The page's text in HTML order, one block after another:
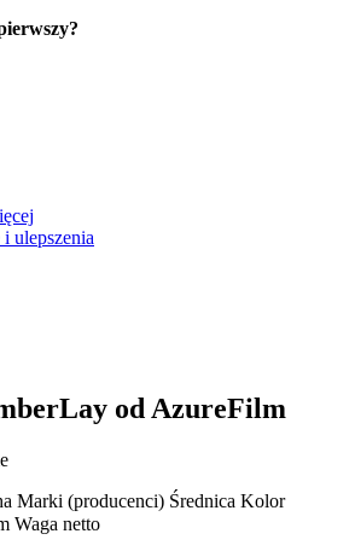
ulepszenia
od AzureFilm
Marki (producenci) Średnica Kolor
Waga netto